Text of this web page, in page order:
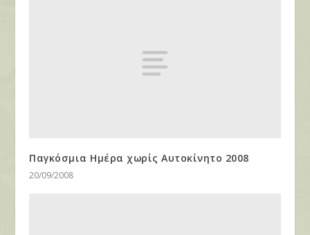
Παγκόσμια Ημέρα χωρίς Αυτοκίνητο 2008
20/09/2008